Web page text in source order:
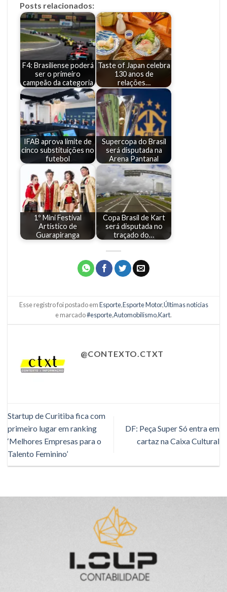
Posts relacionados:
F4: Brasiliense poderá
ser o primeiro
campeão da categoria
Taste of Japan celebra
130 anos de
relações…
IFAB aprova limite de
cinco substituições no
futebol
Supercopa do Brasil
será disputada na
Arena Pantanal
1º Mini Festival
Artístico de
Guarapiranga
Copa Brasil de Kart
será disputada no
traçado do…
Esse registro foi postado emEsporte,Esporte Motor,Últimas notícias
e marcado#esporte,Automobilismo,Kart.
@CONTEXTO.CTXT
Startup de Curitiba fica com
primeiro lugar em ranking
‘Melhores Empresas para o
Talento Feminino’
DF: Peça Super Só entra em
cartaz na Caixa Cultural